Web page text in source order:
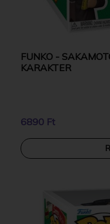
FUNKO -
KARAKTER
6890 Ft